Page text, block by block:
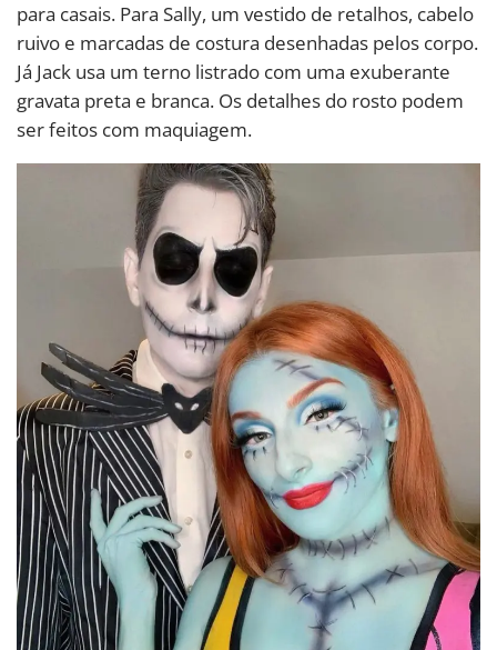
para casais. Para Sally, um vestido de retalhos, cabelo
ruivo e marcadas de costura desenhadas pelos corpo.
Já Jack usa um terno listrado com uma exuberante
gravata preta e branca. Os detalhes do rosto podem
ser feitos com maquiagem.